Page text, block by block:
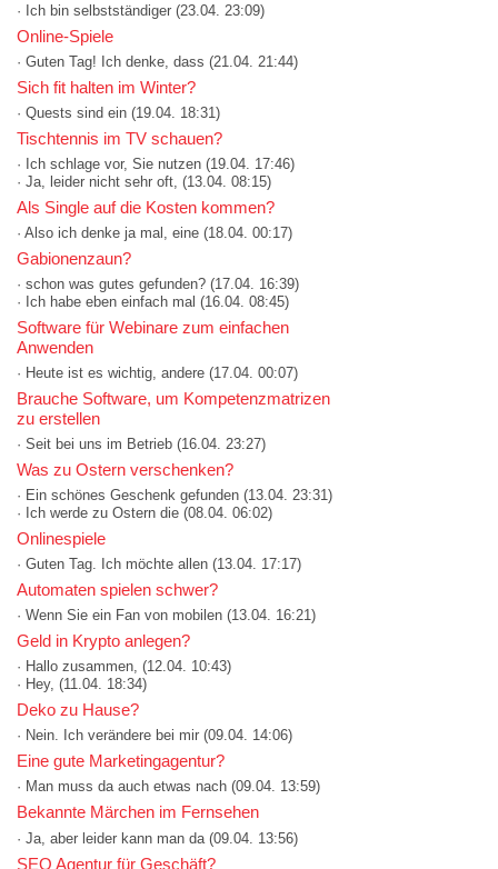
· Ich bin selbstständiger (23.04. 23:09)
Online-Spiele
· Guten Tag! Ich denke, dass (21.04. 21:44)
Sich fit halten im Winter?
· Quests sind ein (19.04. 18:31)
Tischtennis im TV schauen?
· Ich schlage vor, Sie nutzen (19.04. 17:46)
· Ja, leider nicht sehr oft, (13.04. 08:15)
Als Single auf die Kosten kommen?
· Also ich denke ja mal, eine (18.04. 00:17)
Gabionenzaun?
· schon was gutes gefunden? (17.04. 16:39)
· Ich habe eben einfach mal (16.04. 08:45)
Software für Webinare zum einfachen
Anwenden
· Heute ist es wichtig, andere (17.04. 00:07)
Brauche Software, um Kompetenzmatrizen
zu erstellen
· Seit bei uns im Betrieb (16.04. 23:27)
Was zu Ostern verschenken?
· Ein schönes Geschenk gefunden (13.04. 23:31)
· Ich werde zu Ostern die (08.04. 06:02)
Onlinespiele
· Guten Tag. Ich möchte allen (13.04. 17:17)
Automaten spielen schwer?
· Wenn Sie ein Fan von mobilen (13.04. 16:21)
Geld in Krypto anlegen?
· Hallo zusammen, (12.04. 10:43)
· Hey, (11.04. 18:34)
Deko zu Hause?
· Nein. Ich verändere bei mir (09.04. 14:06)
Eine gute Marketingagentur?
· Man muss da auch etwas nach (09.04. 13:59)
Bekannte Märchen im Fernsehen
· Ja, aber leider kann man da (09.04. 13:56)
SEO Agentur für Geschäft?